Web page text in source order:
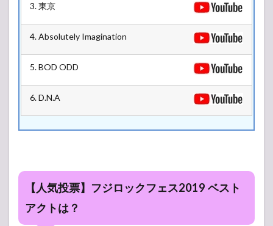
3. 東京
4. Absolutely Imagination
5. BOD ODD
6. D.N.A
【人気投票】フジロックフェス2019 ベスト
アクトは？